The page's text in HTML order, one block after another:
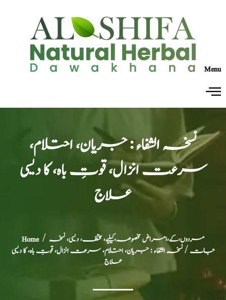
Menu
نسخہ الشفاء : جریان، احتلام،
سرعت انزال، قوتِ باہ، کا دیسی
علاج
Home/ مردوں،کے،امراض مخصوصہ،کیلیے، مختلف، دیسی، نسخہ
جات / نسخہ الشفاء : جریان، احتلام، سرعت انزال، قوتِ باہ، کا دیسی
علاج